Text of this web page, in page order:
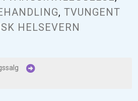
, TVUNGENT
HELSEVERN